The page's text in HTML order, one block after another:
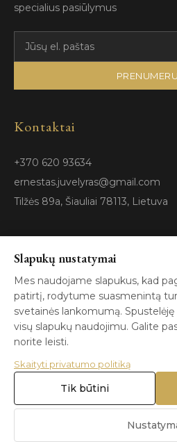
specialius pasiūlymus
Kontaktai
+370 620 93634
ernestas.juvelyras@gmail.com
Tilžės 89a, Šiauliai 78113, Lietuva
GIA
Certified
ISO 9001
100%
Authentic
© 2026 Blizga.lt. Visos teisės
Naudojimo
Slapukų nustatymai
Mes naudojame slapukus, kad
patirtį, rodytume suasmenintą
svetainės lankomumą.
visų slapukų naudojimu. Galite
norite leisti.
Skaityti privatumo politiką
Tik būtini